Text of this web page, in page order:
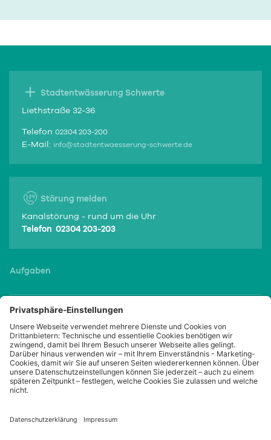
Stadtentwässerung Schwerte
Liethstraße 32-36
Telefon 02304 203-200
E-Mail: info@stadtentwaesserung-schwerte.de
Störung melden
Kanalstörung - rund um die Uhr
Telefon 02304 203-203
Aufgaben
Service
Portale
Öffnungszeiten